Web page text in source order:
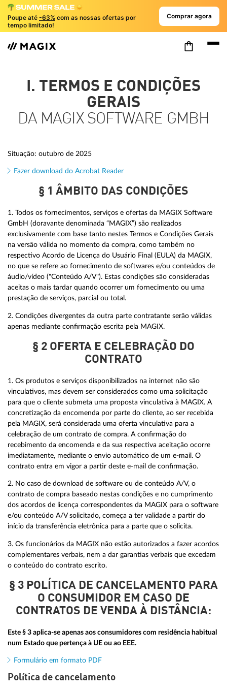
Poupe até -63% com as nossas ofertas por
tempo limitado!
Comprar agora
I. TERMOS E CONDIÇÕES
GERAIS
DA MAGIX SOFTWARE GMBH
Situação: outubro de 2025
Fazer download do Acrobat Reader
§ 1 ÂMBITO DAS CONDIÇÕES
1. Todos os fornecimentos, serviços e ofertas da MAGIX Software
GmbH (doravante denominada “MAGIX”) são realizados
exclusivamente com base tanto nestes Termos e Condições Gerais
na versão válida no momento da compra, como também no
respectivo Acordo de Licença do Usuário Final (EULA) da MAGIX,
no que se refere ao fornecimento de softwares e/ou conteúdos de
áudio/vídeo ("Conteúdo A/V"). Estas condições são consideradas
aceitas o mais tardar quando ocorrer um fornecimento ou uma
prestação de serviços, parcial ou total.
2. Condições divergentes da outra parte contratante serão válidas
apenas mediante confirmação escrita pela MAGIX.
§ 2 OFERTA E CELEBRAÇÃO DO
CONTRATO
1. Os produtos e serviços disponibilizados na internet não são
vinculativos, mas devem ser considerados como uma solicitação
para que o cliente submeta uma proposta vinculativa à MAGIX. A
concretização da encomenda por parte do cliente, ao ser recebida
pela MAGIX, será considerada uma oferta vinculativa para a
celebração de um contrato de compra. A confirmação do
recebimento da encomenda e da sua respectiva aceitação ocorre
imediatamente, mediante o envio automático de um e-mail. O
contrato entra em vigor a partir deste e-mail de confirmação.
2. No caso de download de software ou de conteúdo A/V, o
contrato de compra baseado nestas condições e no cumprimento
dos acordos de licença correspondentes da MAGIX para o software
e/ou conteúdo A/V solicitado, começa a ter validade a partir do
início da transferência eletrônica para a parte que o solicita.
3. Os funcionários da MAGIX não estão autorizados a fazer acordos
complementares verbais, nem a dar garantias verbais que excedam
o conteúdo do contrato escrito.
§ 3 POLÍTICA DE CANCELAMENTO PARA
O CONSUMIDOR EM CASO DE
CONTRATOS DE VENDA À DISTÂNCIA:
Este § 3 aplica-se apenas aos consumidores com residência habitual
num Estado que pertença à UE ou ao EEE.
Formulário em formato PDF
Política de cancelamento